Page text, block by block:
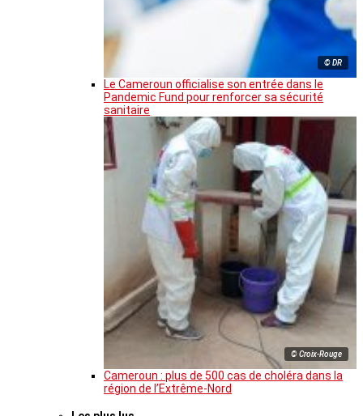
© DR
Le Cameroun officialise son entrée dans le
Pandemic Fund pour renforcer sa sécurité
sanitaire
© Croix-Rouge
Cameroun : plus de 500 cas de choléra dans la
région de l’Extrême-Nord